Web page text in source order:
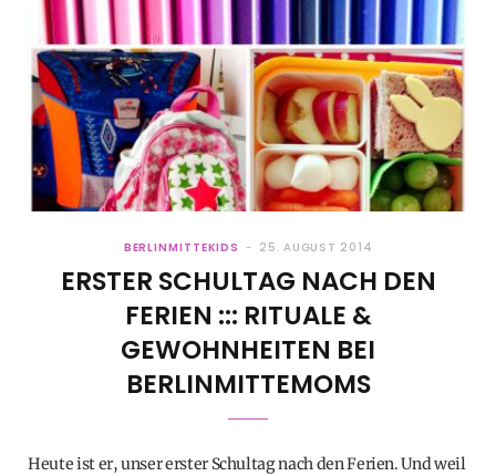
BERLINMITTEKIDS 25. AUGUST 2014
ERSTER SCHULTAG NACH DEN
FERIEN ::: RITUALE &
GEWOHNHEITEN BEI
BERLINMITTEMOMS
Heute ist er, unser erster Schultag nach den Ferien. Und weil